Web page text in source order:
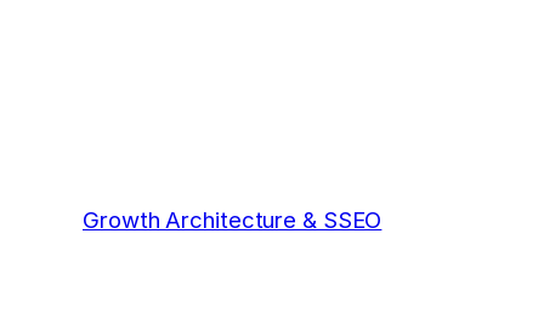
Growth Architecture & SSEO